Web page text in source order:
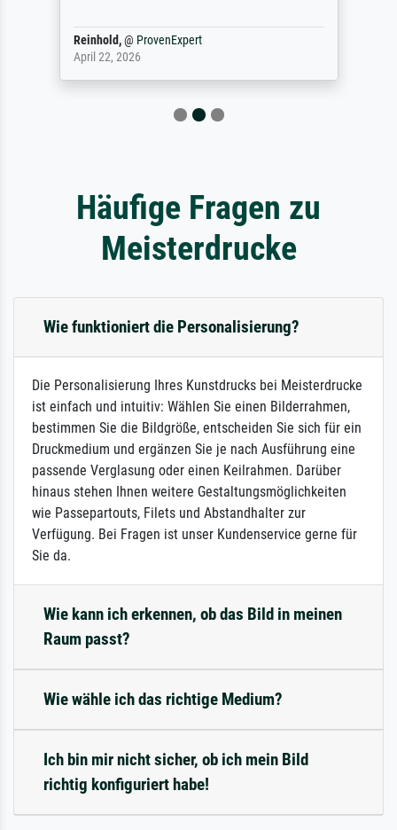
Reinhold,@ ProvenExpert
April 22, 2026
Häufige Fragen zu
Meisterdrucke
Wie funktioniert die Personalisierung?
Die Personalisierung Ihres Kunstdrucks bei Meisterdrucke
ist einfach und intuitiv: Wählen Sie einen Bilderrahmen,
bestimmen Sie die Bildgröße, entscheiden Sie sich für ein
Druckmedium und ergänzen Sie je nach Ausführung eine
passende Verglasung oder einen Keilrahmen. Darüber
hinaus stehen Ihnen weitere Gestaltungsmöglichkeiten
wie Passepartouts, Filets und Abstandhalter zur
Verfügung. Bei Fragen ist unser Kundenservice gerne für
Sie da.
Wie kann ich erkennen, ob das Bild in meinen
Raum passt?
Wie wähle ich das richtige Medium?
Ich bin mir nicht sicher, ob ich mein Bild
richtig konfiguriert habe!